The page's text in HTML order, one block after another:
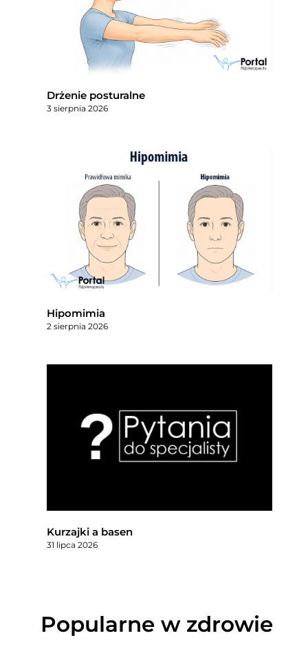
Drżenie posturalne
3 sierpnia 2026
Hipomimia
2 sierpnia 2026
Kurzajki a basen
31 lipca 2026
Popularne w zdrowie